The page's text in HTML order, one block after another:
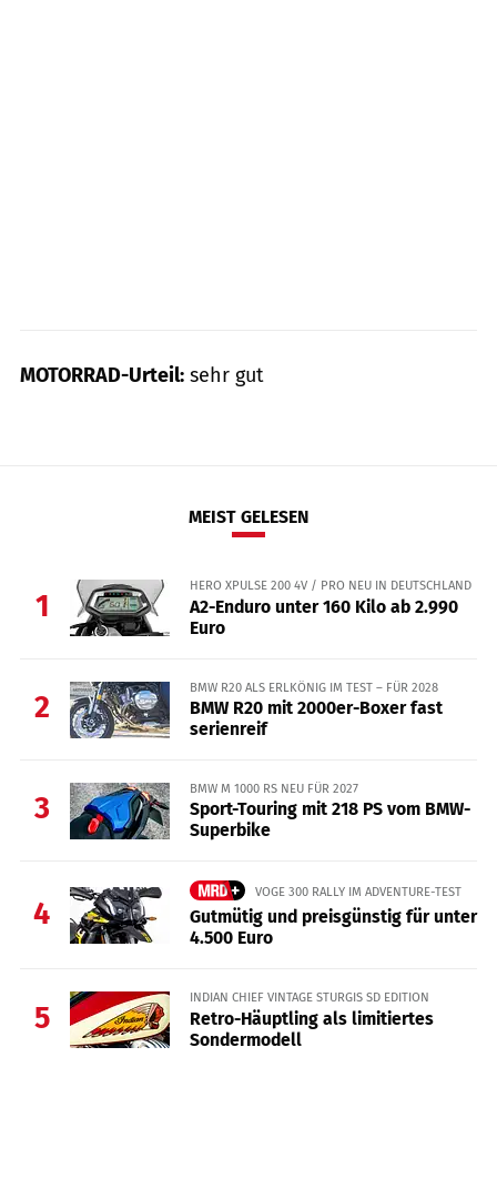
MOTORRAD-Urteil: sehr gut
MEIST GELESEN
1
HERO XPULSE 200 4V / PRO NEU IN DEUTSCHLAND
A2-Enduro unter 160 Kilo ab 2.990
Euro
2
BMW R20 ALS ERLKÖNIG IM TEST – FÜR 2028
BMW R20 mit 2000er-Boxer fast
serienreif
3
BMW M 1000 RS NEU FÜR 2027
Sport-Touring mit 218 PS vom BMW-
Superbike
4
VOGE 300 RALLY IM ADVENTURE-TEST
Gutmütig und preisgünstig für unter
4.500 Euro
5
INDIAN CHIEF VINTAGE STURGIS SD EDITION
Retro-Häuptling als limitiertes
Sondermodell